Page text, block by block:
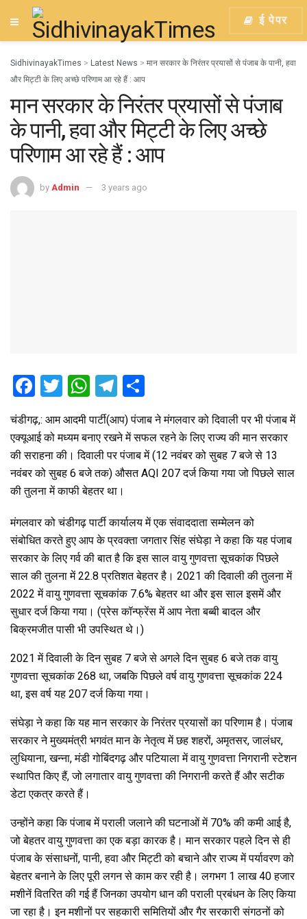
ई पेपर
SidhivinayakTimes > Latest News > मान सरकार के निरंतर प्रयासों से पंजाब के पानी, हवा
और मिट्टी के लिए अच्छे परिणाम आ रहे हैं : आप
मान सरकार के निरंतर प्रयासों से पंजाब
के पानी, हवा और मिट्टी के लिए अच्छे
परिणाम आ रहे हैं : आप
by Admin 3 years ago
F
ce
b
o
o
k
T
wi
tt
er
W
h
at
s
A
p
p
T
el
e
gr
a
m
ar
e
चंडीगढ़,: आम आदमी पार्टी(आप) पंजाब ने मंगलवार को दिवाली पर भी पंजाब में
एक्यूआई को मध्यम बनाए रखने में सफल रहने के लिए राज्य की मान सरकार
की सराहना की। दिवाली पर पंजाब में (12 नवंबर को सुबह 7 बजे से 13
नवंबर को सुबह 6 बजे तक) औसत AQI 207 दर्ज किया गया जो पिछले साल
की तुलना में काफी बेहतर था।
मंगलवार को चंडीगढ़ पार्टी कार्यालय में एक संवाददाता सम्मेलन को
संबोधित करते हुए आप के प्रवक्ता जगतार सिंह संघेड़ा ने कहा कि यह पंजाब
सरकार के लिए गर्व की बात है कि इस साल वायु गुणवत्ता सूचकांक पिछले
साल की तुलना में 22.8 प्रतिशत बेहतर है। 2021 की दिवाली की तुलना में
2022 में वायु गुणवत्ता सूचकांक 7.6% बेहतर था और इस साल इसमें और
सुधार दर्ज किया गया। (प्रेस कॉन्फ्रेंस में आप नेता बब्बी बादल और
बिक्रमजीत पासी भी उपस्थित थे।)
2021 में दिवाली के दिन सुबह 7 बजे से अगले दिन सुबह 6 बजे तक वायु
गुणवत्ता सूचकांक 268 था, जबकि पिछले वर्ष वायु गुणवत्ता सूचकांक 224
था, इस वर्ष यह 207 दर्ज किया गया।
संघेड़ा ने कहा कि यह मान सरकार के निरंतर प्रयासों का परिणाम है। पंजाब
सरकार ने मुख्यमंत्री भगवंत मान के नेतृत्व में छह शहरों, अमृतसर, जालंधर,
लुधियाना, खन्ना, मंडी गोबिंदगढ़ और पटियाला में वायु गुणवत्ता निगरानी स्टेशन
स्थापित किए हैं, जो लगातार वायु गुणवत्ता की निगरानी करते हैं और सटीक
डेटा एकत्र करते हैं।
उन्होंने कहा कि पंजाब में पराली जलाने की घटनाओं में 70% की कमी आई है,
जो बेहतर वायु गुणवत्ता का एक बड़ा कारक है। मान सरकार पहले दिन से ही
पंजाब के संसाधनों, पानी, हवा और मिट्टी को बचाने और राज्य में पर्यावरण को
बेहतर बनाने के लिए पूरी लगन से काम कर रही है। लगभग 1 लाख 40 हजार
मशीनें वितरित की गई हैं जिनका उपयोग धान की पराली प्रबंधन के लिए किया
जा रहा है। इन मशीनों पर सहकारी समितियों और गैर सरकारी संगठनों को